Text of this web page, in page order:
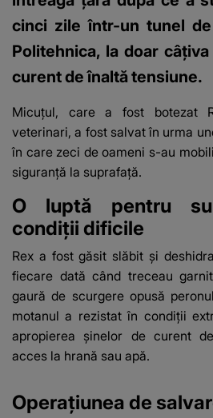
cinci zile într-un tunel
Politehnica, la doar
curent de înaltă tensiune.
Micuțul, care a fost botezat
veterinari, a fost salvat în urma
în care zeci de oameni s-au
siguranță la suprafață.
O luptă pentru
condiții dificile
Rex a fost găsit slăbit și
fiecare dată când treceau
gaură de scurgere opusă
motanul a rezistat în condiții
apropierea șinelor de curent
acces la hrană sau apă.
Operațiunea de